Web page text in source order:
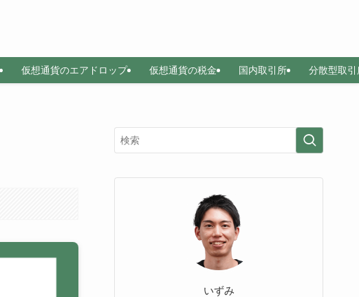
仮想通貨のエアドロップ 仮想通貨の税金 国内取引所 分散型取引
いずみ